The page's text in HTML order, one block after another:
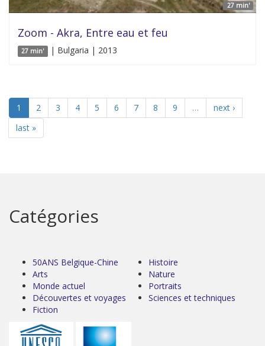
27 min'
Zoom - Akra, Entre eau et feu
27 min' | Bulgaria | 2013
1 2 3 4 5 6 7 8 9 …
next ›
last »
Catégories
50ANS Belgique-Chine
Arts
Monde actuel
Découvertes et voyages
Fiction
Histoire
Nature
Portraits
Sciences et techniques